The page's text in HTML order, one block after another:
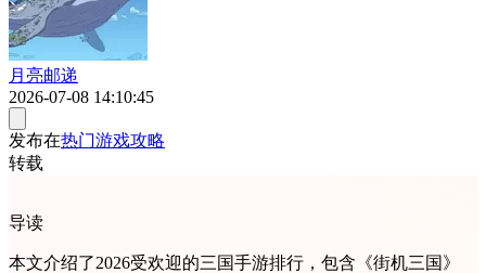
月亮邮递
2026-07-08 14:10:45
发布在热门游戏攻略
转载
导读
本文介绍了2026受欢迎的三国手游排行，包含《街机三国》